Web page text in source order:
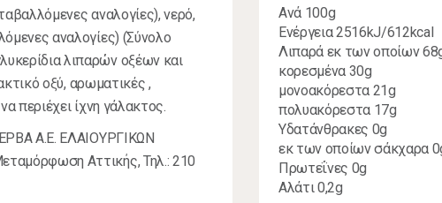
αναλογίες), νερό,
αναλογίες) (Σύνολο
λιπαρών οξέων και
οξύ, αρωματικές ,
περιέχει ίχνη γάλακτος.
Α.Ε. ΕΛΑΙΟΥΡΓΙΚΩΝ
Αττικής, Τηλ.: 210
Ανά 100g
Ενέργεια 2516kJ/612kcal
Λιπαρά εκ των οποίων
κορεσμένα 30g
μονοακόρεστα 21g
πολυακόρεστα 17g
Υδατάνθρακες 0g
εκ των οποίων σάκχαρα
Πρωτεΐνες 0g
Αλάτι 0,2g